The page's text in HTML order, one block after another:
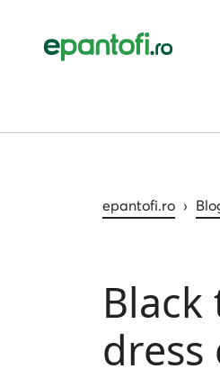
epantofi.ro ›
dress